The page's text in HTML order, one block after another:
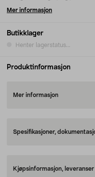
Butikklager
Henter lagerstatus...
Mer informasjon
Produktinformasjon
Mer informasjon
Spesifikasjoner,
Kjøpsinformasjon,